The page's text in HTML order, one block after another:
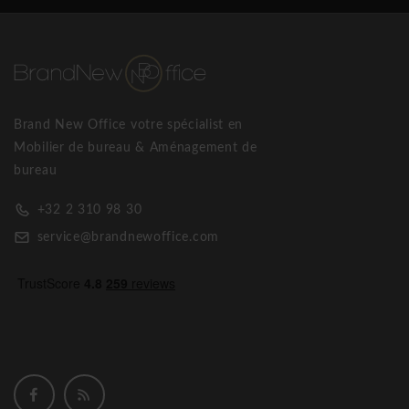
Brand New Office votre spécialist en
Mobilier de bureau & Aménagement de
bureau
+32 2 310 98 30
service@brandnewoffice.com